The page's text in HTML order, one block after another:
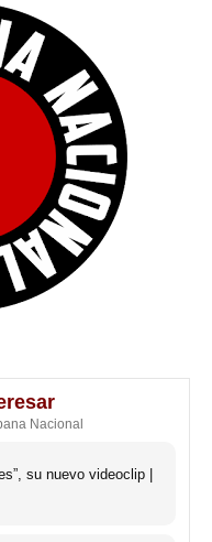
Nacional
su nuevo videoclip |